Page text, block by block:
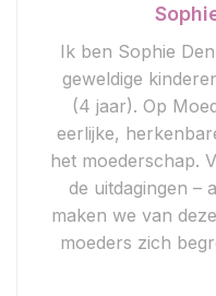
Ik ben Sophie
geweldige
(4 jaar). Op
eerlijke,
het moederschap.
de uitdagingen –
maken we van
moeders zich